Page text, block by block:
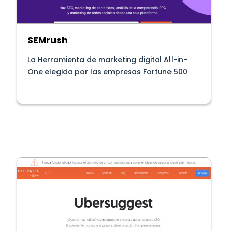
SEMrush
La Herramienta de marketing digital All-in-
One elegida por las empresas Fortune 500